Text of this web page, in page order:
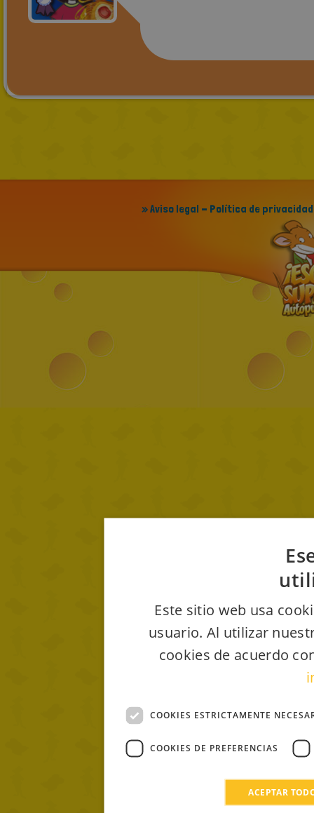
» Aviso legal - Política de privacidad
Este sitio web usa
usuario. Al utilizar
cookies de acuerdo
COOKIES ESTRICTAMENTE
COOKIES DE PREFERENCIAS
ACEPTAR